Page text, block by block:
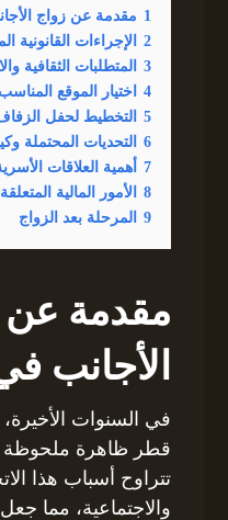
1 مقدمة عن زواج
2
الإجراءات القانونية
3
المتطلبات الثقافية
4
اختيار الموقع
5
التخطيط لحفل
6
التحديات المحتملة
7
أهمية العلاقات
8
الأمور المالية
9
المرحلة بعد الزواج
مقدمة عن
الأجانب
في السنوات
قطر ظاهرة ملحوظة
تتراوح أسباب هذا
والاجتماعية، مما